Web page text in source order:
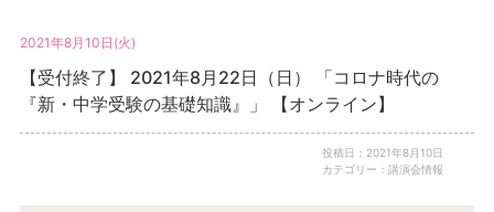
2021年8月10日(火)
【受付終了】 2021年8月22日（日） 「コロナ時代の
『新・中学受験の基礎知識』」 【オンライン】
投稿日：2021年8月10日
カテゴリー：講演会情報